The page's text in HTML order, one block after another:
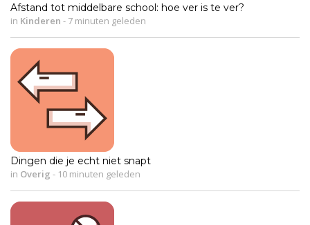
Afstand tot middelbare school: hoe ver is te ver?
in Kinderen - 7 minuten geleden
Dingen die je echt niet snapt
in Overig - 10 minuten geleden